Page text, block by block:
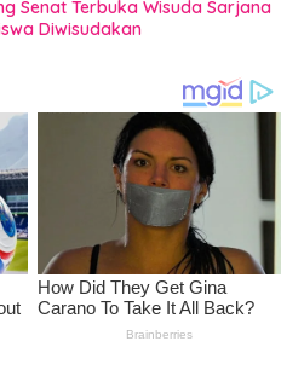
Senat Terbuka Wisuda Sarjana
Diwisudakan